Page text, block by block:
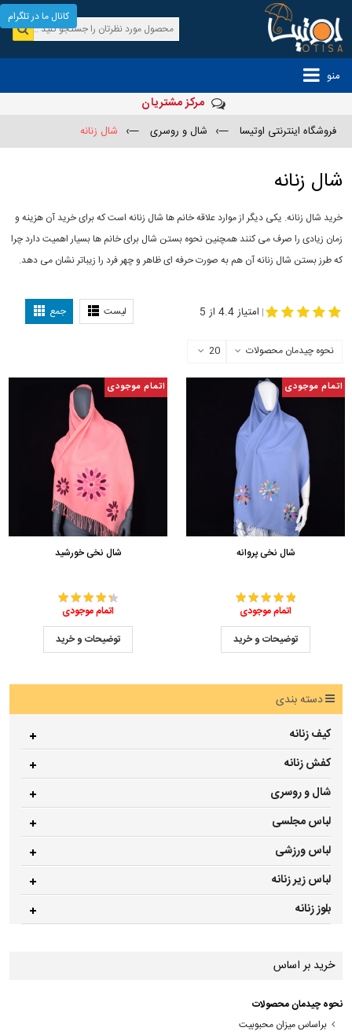
منو
مرکز مشتریان
فروشگاه اینترنتی اوتیسا —› شال و روسری —› شال زنانه
شال زنانه
خرید شال زنانه. یکی دیگر از موارد علاقه خانم ها شال زنانه است که برای خرید آن هزینه و
زمان زیادی را صرف می کنند همچنین نحوه بستن شال برای خانم ها بسیار اهمیت دارد چرا
که طرز بستن شال زنانه آن هم به صورت حرفه ای ظاهر و چهر فرد را زیباتر نشان می دهد.
لیست جمع | امتیاز 4.4 از 5
نحوه چیدمان محصولات 20
اتمام موجودی
شال نخی پروانه
اتمام موجودی
توضیحات و خرید
اتمام موجودی
شال نخی خورشید
اتمام موجودی
توضیحات و خرید
دسته بندی
کیف زنانه
کفش زنانه
شال و روسری
لباس مجلسی
لباس ورزشی
لباس زیر زنانه
بلوز زنانه
خرید بر اساس
نحوه چیدمان محصولات
براساس میزان محبوبیت
کانال ما در تلگرام